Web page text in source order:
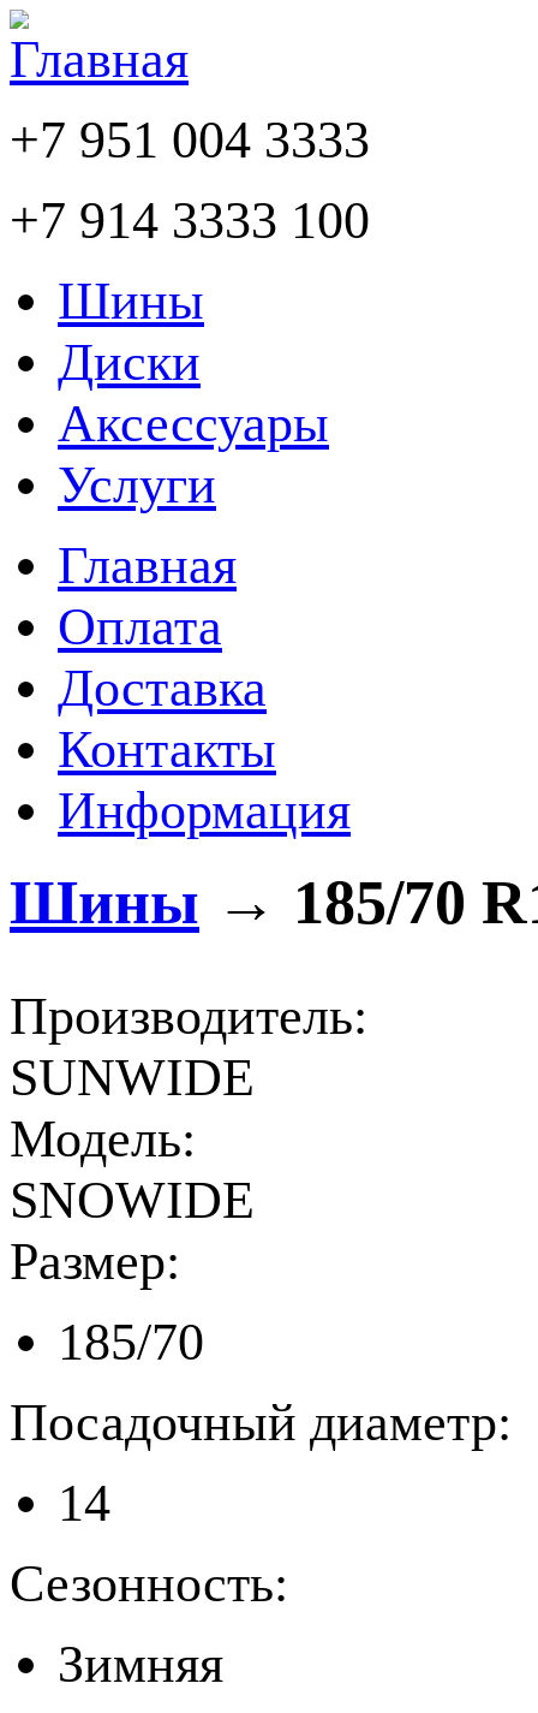
+7 951 004 3333
+7 914 3333 100
Шины
Диски
Аксессуары
Услуги
Главная
Оплата
Доставка
Контакты
Информация
Шины → 185/70
Производитель:
SUNWIDE
Модель:
SNOWIDE
Размер:
185/70
Посадочный диаметр:
14
Сезонность:
Зимняя